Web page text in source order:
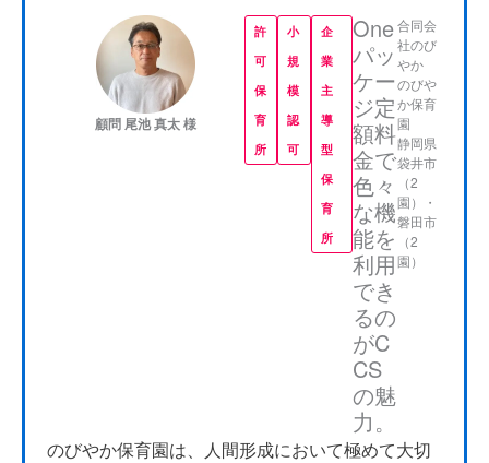
顧問 尾池 真太 様
許
可
保
育
所
小
規
模
認
可
企
業
主
導
型
保
育
所
One
パッ
ケー
ジ定
額料
金で
色々
な機
能を
利用
でき
るの
がC
CS
の魅
力。
合同会
社のび
やか
のびや
か保育
園
静岡県
袋井市
（2
園）・
磐田市
（2
園）
のびやか保育園は、人間形成において極めて大切